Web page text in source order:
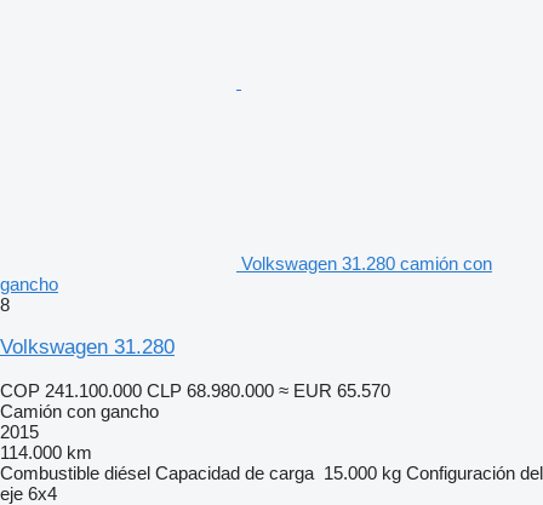
Volkswagen 31.280 camión con
gancho
8
Volkswagen 31.280
COP 241.100.000 CLP 68.980.000 ≈ EUR 65.570
Camión con gancho
2015
114.000 km
Combustible diésel Capacidad de carga 15.000 kg Configuración del
eje 6x4